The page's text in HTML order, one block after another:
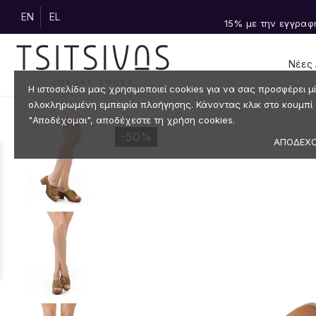
EN EL
15% με την
Νέες
Η ιστοσελίδα μας χρησιμοποιεί cookies για να σας προσφέρει
ολοκληρωμένη εμπειρία πλοήγησης. Κάνοντας κλικ στο κουμπί
"Αποδέχομαι", αποδέχεστε τη χρήση cookies.
-50%